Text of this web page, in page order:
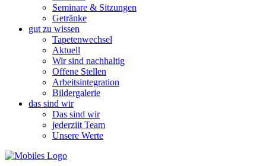
Seminare & Sitzungen
Getränke
gut zu wissen
Tapetenwechsel
Aktuell
Wir sind nachhaltig
Offene Stellen
Arbeitsintegration
Bildergalerie
das sind wir
Das sind wir
jederziit Team
Unsere Werte